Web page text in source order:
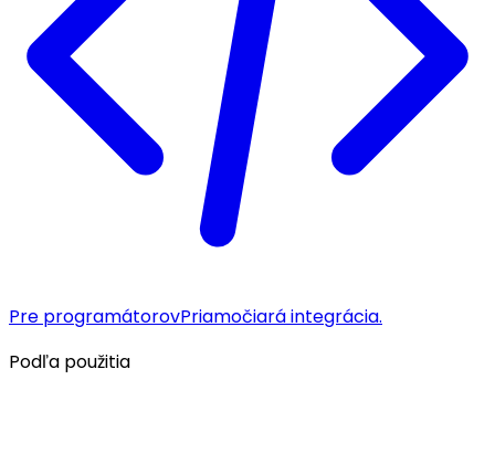
Pre programátorovPriamočiará integrácia.
Podľa použitia